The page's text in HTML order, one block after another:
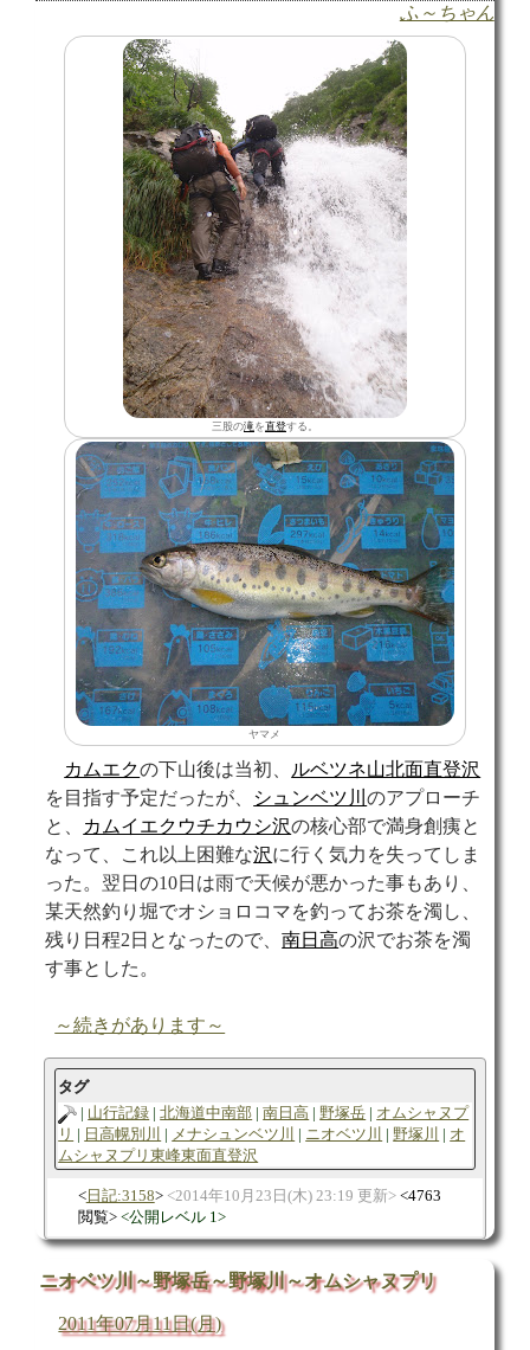
ふ～ちゃん
三股の滝を直登する。
ヤマメ
カムエクの下山後は当初、
ルベツネ山北面直登沢
を目指す予定だったが、
シュンベツ川のアプローチ
と、
カムイエクウチカウシ沢の核心部で満身創痍と
なって、これ以上困難な沢に行く気力を失ってしま
った。翌日の10日は雨で天候が悪かった事もあり、
某天然釣り堀でオショロコマを釣ってお茶を濁し、
残り日程2日となったので、南日高の沢でお茶を濁
す事とした。
～続きがあります～
タグ
山行記録
北海道中南部 南日高 野塚岳
オムシャヌプ
リ
日高幌別川 メナシュンベツ川 ニオベツ川 野塚川
オ
ムシャヌプリ東峰東面直登沢
日記:3158 2014年10月23日(木) 23:19 更新
4763
閲覧
公開レベル 1
ニオベツ川～野塚岳～野塚川～オムシャヌプリ
2011年07月11日(月)